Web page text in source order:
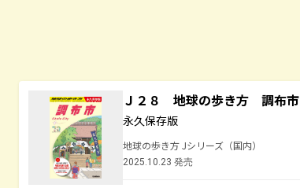
Ｊ２８ 地球の歩き方 調布市
永久保存版
地球の歩き方 Jシリーズ（国内）
2025.10.23 発売